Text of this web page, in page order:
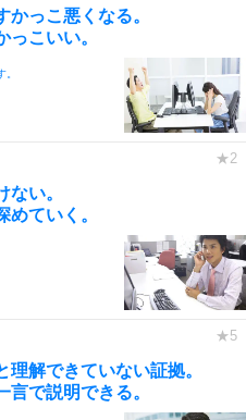
っこ悪くなる。
こいい。
ない。
ていく。
解できていない証拠。
で説明できる。